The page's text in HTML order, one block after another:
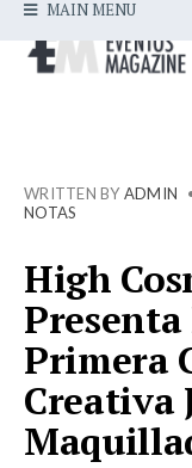
MAIN MENU
WRITTEN BY ADMIN
NOTAS
High
Primera
Creativa